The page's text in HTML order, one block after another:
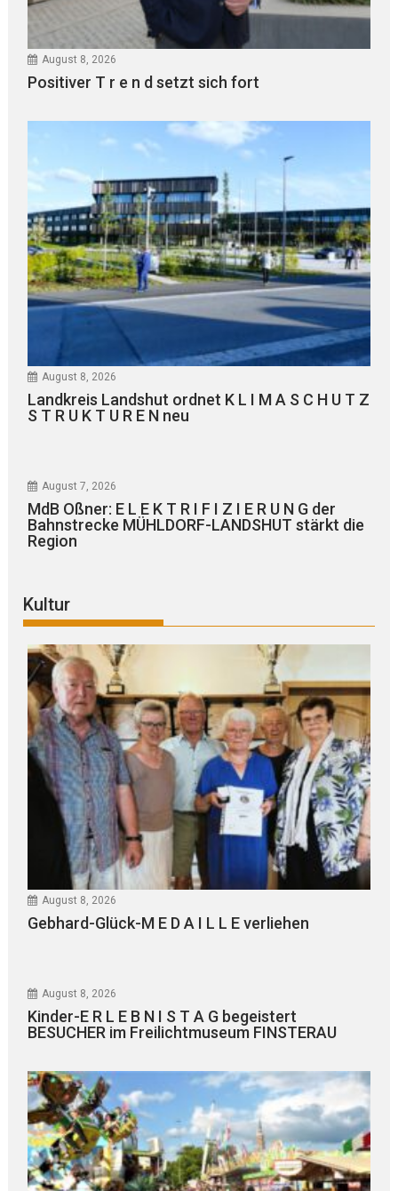
August 8, 2026
Positiver T r e n d setzt sich fort
August 8, 2026
Landkreis Landshut ordnet K L I M A S C H U T Z
S T R U K T U R E N neu
August 7, 2026
MdB Oßner: E L E K T R I F I Z I E R U N G der
Bahnstrecke MÜHLDORF-LANDSHUT stärkt die
Region
Kultur
August 8, 2026
Gebhard-Glück-M E D A I L L E verliehen
August 8, 2026
Kinder-E R L E B N I S T A G begeistert
BESUCHER im Freilichtmuseum FINSTERAU